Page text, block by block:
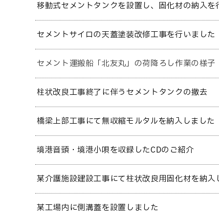
移動式セメントタンクを設置し、固化材の納入を
セメントサイロの天蓋塗装改修工事を行いました
セメント運搬船「北友丸」の荷降ろし作業の様子
柱状改良工事終了に伴うセメントタンクの撤去
橋梁上部工事にて無収縮モルタルを納入しました
境港音頭・境港小唄を収録したCDのご紹介
某介護施設建設工事にて柱状改良用固化材を納入
某工場内に側溝蓋を設置しました